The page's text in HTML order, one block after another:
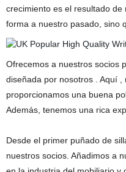
crecimiento es el resultado
forma a nuestro pasado, sino
Ofrecemos a nuestros socios
diseñada por nosotros . Aquí
proporcionamos una buena
Además, tenemos una rica
Desde el primer puñado de
nuestros socios. Añadimos a